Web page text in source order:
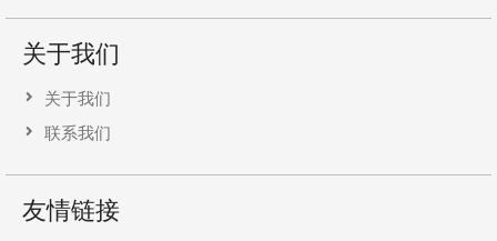
关于我们
关于我们
联系我们
友情链接